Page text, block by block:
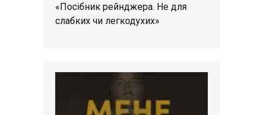
«Посібник рейнджера. Не для
слабких чи легкодухих»